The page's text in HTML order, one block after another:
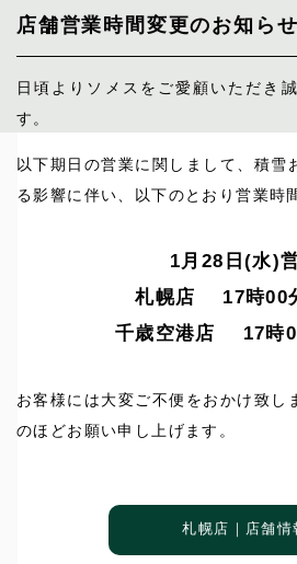
店舗営業時間変更のお知らせ
日頃よりソメスをご愛顧いただき
す。
以下期日の営業に関しまして、積雪
る影響に伴い、以下のとおり営業時
1月28日(水)
札幌店 17時00
千歳空港店 17時
お客様には大変ご不便をおかけ致し
のほどお願い申し上げます。
札幌店｜店舗情